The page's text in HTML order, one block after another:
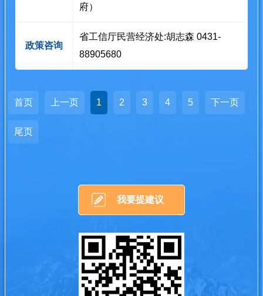
府）
政策咨询
省工信厅民营经济处:胡志森 0431-
88905680
首页 上一页 1 2 3 4 5 下一页
尾页
我要提建议